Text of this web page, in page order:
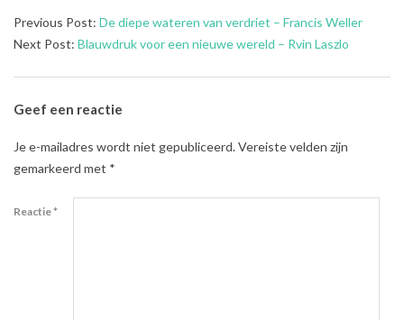
2022-
01-
Previous Post: De diepe wateren van verdriet – Francis Weller
Next Post: Blauwdruk voor een nieuwe wereld – Rvin Laszlo
Geef een reactie
Je e-mailadres wordt niet gepubliceerd.Vereiste velden zijn
gemarkeerd met *
Reactie*